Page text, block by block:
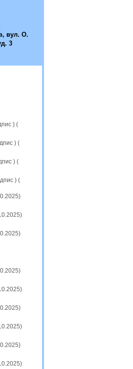
вул. О.
3
) (
) (
) (
) (